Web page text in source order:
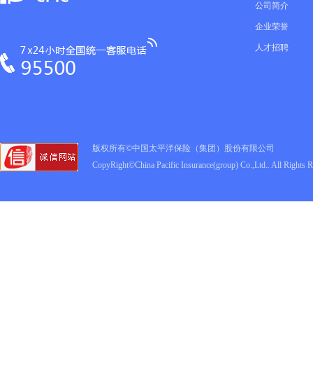
公司简介
企业荣誉
人才招聘
版权所有©中国太平洋保险（集团）股份有限公司
CopyRight©China Pacific Insurance(group) Co.,Ltd.. All Rights